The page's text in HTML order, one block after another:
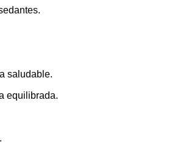
saludable.
equilibrada.